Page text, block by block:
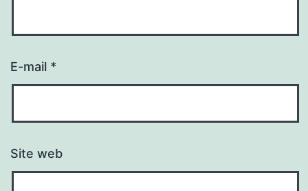
E-mail *
Site web